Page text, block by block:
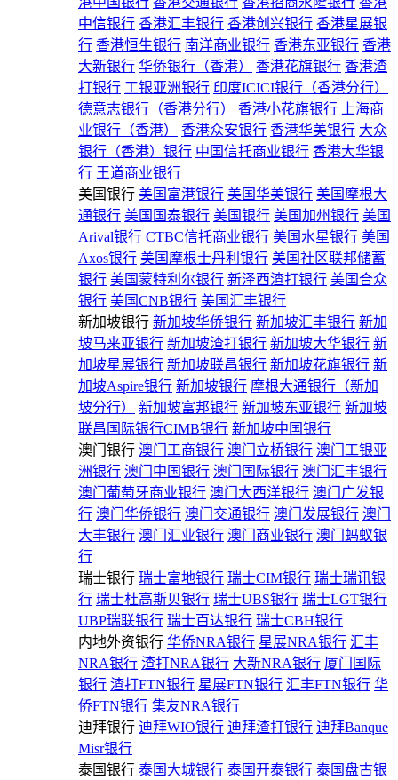
中信银行 香港汇丰银行 香港创兴银行 香港星展银
行 香港恒生银行 南洋商业银行 香港东亚银行 香港
大新银行 华侨银行（香港） 香港花旗银行 香港渣
打银行 工银亚洲银行 印度ICICI银行（香港分行）
德意志银行（香港分行）
香港小花旗银行
上海商
业银行（香港）
香港众安银行 香港华美银行 大众
银行（香港）银行 中国信托商业银行 香港大华银
行 王道商业银行
美国银行 美国富港银行 美国华美银行 美国摩根大
通银行 美国国泰银行 美国银行 美国加州银行 美国
Arival银行 CTBC信托商业银行 美国水星银行 美国
Axos银行 美国摩根士丹利银行 美国社区联邦储蓄
银行 美国蒙特利尔银行 新泽西渣打银行 美国合众
银行 美国CNB银行 美国汇丰银行
新加坡银行 新加坡华侨银行 新加坡汇丰银行 新加
坡马来亚银行 新加坡渣打银行 新加坡大华银行 新
加坡星展银行 新加坡联昌银行 新加坡花旗银行 新
加坡Aspire银行 新加坡银行 摩根大通银行（新加
坡分行）
新加坡富邦银行 新加坡东亚银行 新加坡
联昌国际银行CIMB银行 新加坡中国银行
澳门银行 澳门工商银行 澳门立桥银行 澳门工银亚
洲银行 澳门中国银行 澳门国际银行 澳门汇丰银行
澳门葡萄牙商业银行 澳门大西洋银行 澳门广发银
行 澳门华侨银行 澳门交通银行 澳门发展银行 澳门
大丰银行 澳门汇业银行 澳门商业银行 澳门蚂蚁银
行
瑞士银行 瑞士富地银行 瑞士CIM银行 瑞士瑞讯银
行 瑞士杜高斯贝银行 瑞士UBS银行 瑞士LGT银行
UBP瑞联银行 瑞士百达银行 瑞士CBH银行
内地外资银行 华侨NRA银行 星展NRA银行 汇丰
NRA银行 渣打NRA银行 大新NRA银行 厦门国际
银行 渣打FTN银行 星展FTN银行 汇丰FTN银行 华
侨FTN银行 集友NRA银行
迪拜银行 迪拜WIO银行 迪拜渣打银行 迪拜Banque
Misr银行
泰国银行 泰国大城银行 泰国开泰银行 泰国盘古银